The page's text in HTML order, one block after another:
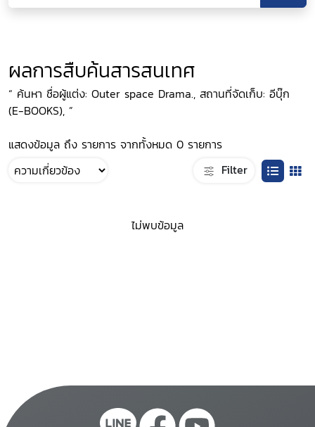
ผลการสืบค้นสารสนเทศ
“ ค้นหา ชื่อผู้แต่ง: Outer space Drama., สถานที่จัดเก็บ: อีบุ๊ก
(E-BOOKS), ”
แสดงข้อมูล ถึง รายการ จากทั้งหมด 0 รายการ
Filter
ไม่พบข้อมูล